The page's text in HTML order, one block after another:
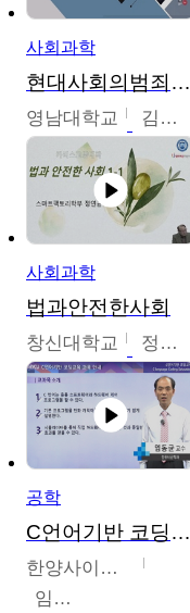
사회과학
현대사회의범죄와형사정책
영남대학교 김혜정
사회과학
법과안전한사회
창신대학교 정연균
공학
C언어기반 코딩교육
한양사이버대학교
임동균